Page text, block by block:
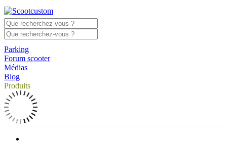
Parking
Forum scooter
Médias
Blog
Produits